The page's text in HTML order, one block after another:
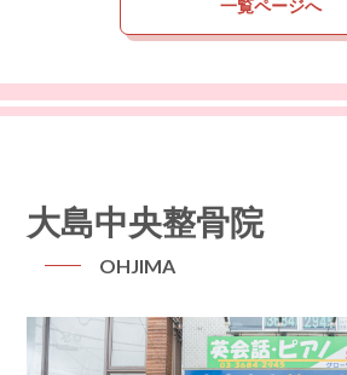
一覧ページへ
大島中央整骨院
OHJIMA